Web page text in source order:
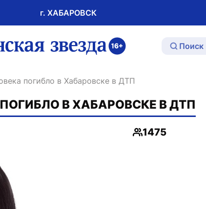
г. ХАБАРОВСК
ссылка на главную
погибло в Хабаровске в ДТП
В ХАБАРОВСКЕ В ДТП
Просмотры
1475